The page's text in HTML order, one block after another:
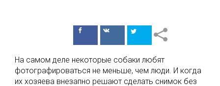
ПоделитьсяПоделиться
На самом деле некоторые собаки любят
фотографироваться не меньше, чем люди. И когда
их хозяева внезапно решают сделать снимок без